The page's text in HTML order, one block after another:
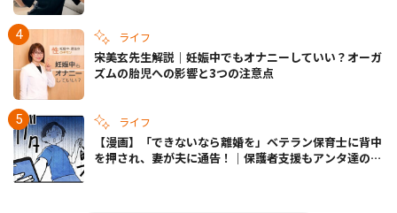
ライフ
宋美玄先生解説｜妊娠中でもオナニーしていい？オーガ
ズムの胎児への影響と3つの注意点
ライフ
【漫画】「できないなら離婚を」ベテラン保育士に背中
を押され、妻が夫に通告！｜保護者支援もアンタ達の仕